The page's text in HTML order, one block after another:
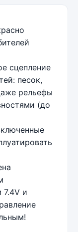
сцепление
песок,
рельефы
(до
7.4V и